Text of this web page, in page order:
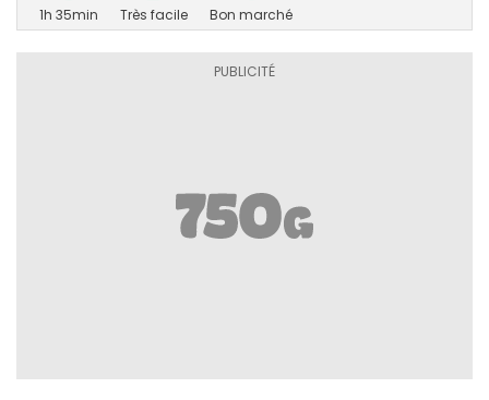
1h 35min Très facile Bon marché